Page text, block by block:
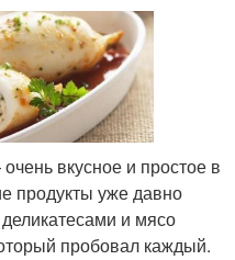
вкусное и простое в
продукты уже давно
и мясо
пробовал каждый.